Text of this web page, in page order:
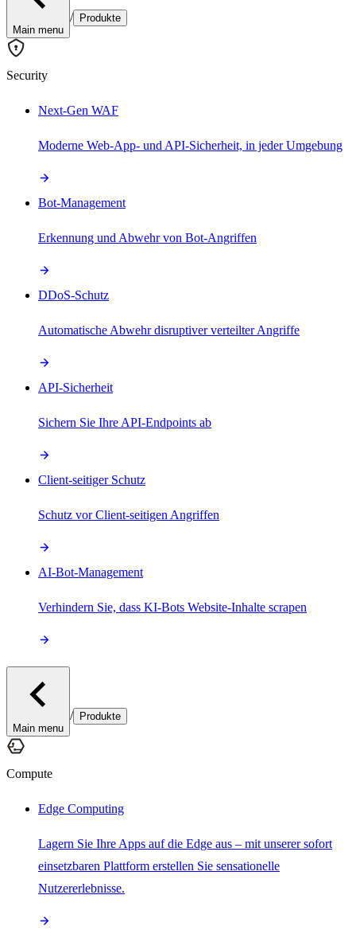
Main menu
/ Produkte
Security
Next-Gen WAF
Moderne Web-App- und API-Sicherheit, in jeder Umgebung
Bot-Management
Erkennung und Abwehr von Bot-Angriffen
DDoS-Schutz
Automatische Abwehr disruptiver verteilter Angriffe
API-Sicherheit
Sichern Sie Ihre API-Endpoints ab
Client-seitiger Schutz
Schutz vor Client-seitigen Angriffen
AI-Bot-Management
Verhindern Sie, dass KI-Bots Website-Inhalte scrapen
Main menu
/ Produkte
Compute
Edge Computing
Lagern Sie Ihre Apps auf die Edge aus – mit unserer sofort
einsetzbaren Plattform erstellen Sie sensationelle
Nutzererlebnisse.